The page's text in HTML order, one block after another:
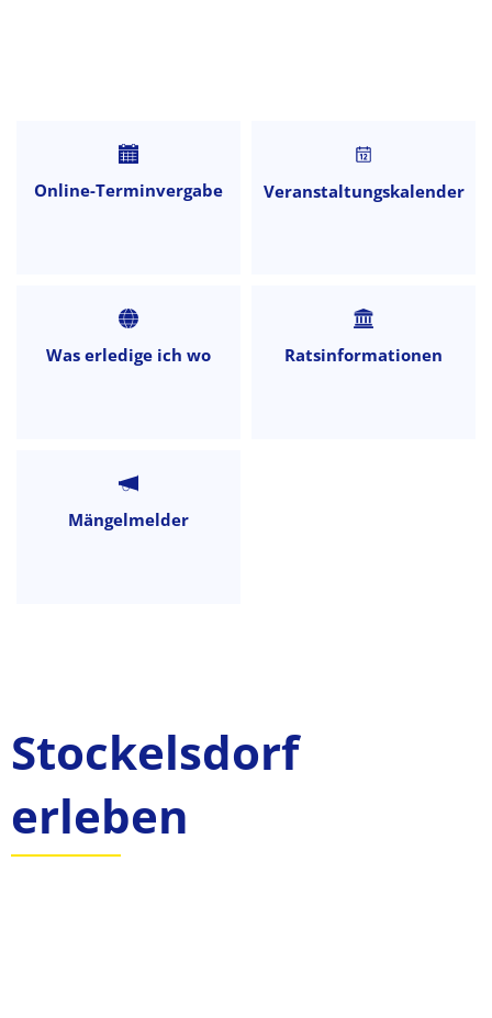
Startseite
Online-Terminvergabe Veranstaltungskalender
Was erledige ich wo Ratsinformationen
Mängelmelder
Stockelsdorf
erleben